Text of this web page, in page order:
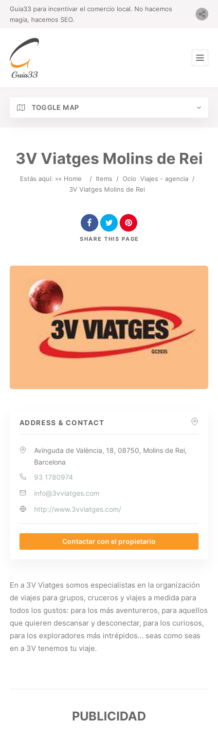
Guia33 para incentivar el comercio local. No hacemos
magia, hacemos SEO.
TOGGLE MAP
3V Viatges Molins de Rei
Estás aquí: »» Home / Items / Ocio Viajes - agencia /
3V Viatges Molins de Rei
SHARE THIS PAGE
ADDRESS & CONTACT
Avinguda de València, 18, 08750, Molins de Rei,
Barcelona
93 1780974
info@3vviatges.com
http://www.3vviatges.com/
Contactar con el propietario
En a 3V Viatges somos especialistas en la organización
de viajes para grupos, cruceros y viajes a medida para
todos los gustos: para los más aventureros, para aquellos
que quieren descansar y desconectar, para los curiosos,
para los exploradores más intrépidos… seas como seas
en a 3V tenemos tu viaje.
PUBLICIDAD